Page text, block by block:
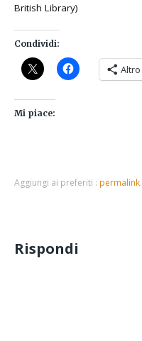
British Library)
Condividi:
Altro
Mi piace:
Aggiungi ai preferiti : permalink.
Rispondi